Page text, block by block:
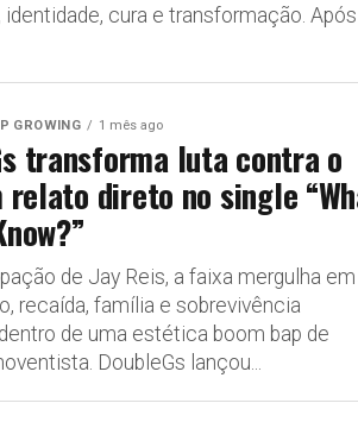
cura e transformação. Após
GROWING 1 mês ago
transforma luta contra o
relato direto no single
de Jay Reis, a faixa mergulha em
recaída, família e sobrevivência
de uma estética boom bap de
DoubleGs lançou...